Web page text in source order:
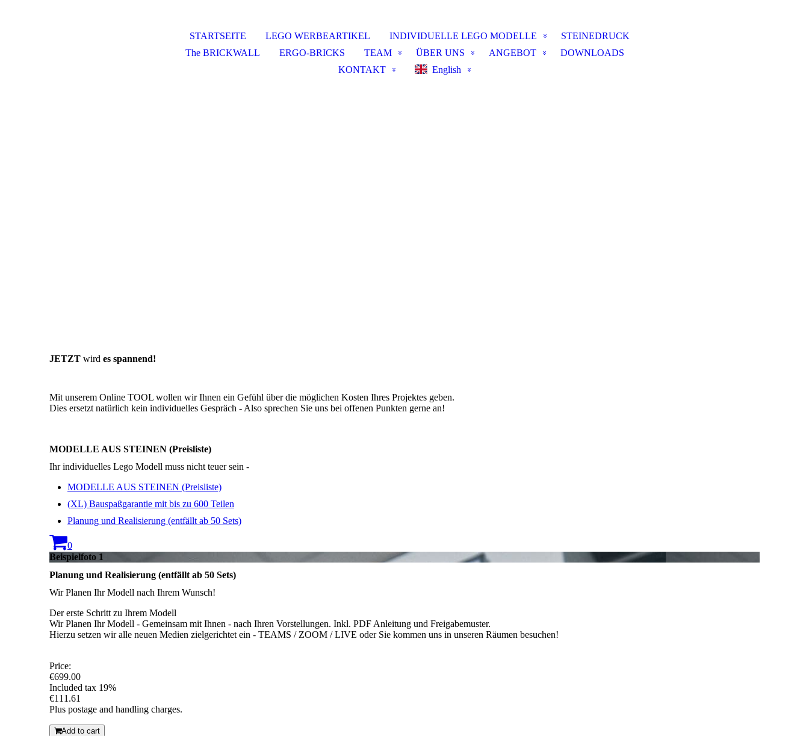
STARTSEITE LEGO WERBEARTIKEL INDIVIDUELLE LEGO MODELLE
STEINEDRUCK
The BRICKWALL
ERGO-BRICKS TEAM ÜBER UNS ANGEBOT
DOWNLOADS
KONTAKT
English
JETZT wird es spannend!
Mit unserem Online TOOL wollen wir Ihnen ein Gefühl über die möglichen Kosten Ihres Projektes geben.
Dies ersetzt natürlich kein individuelles Gespräch - Also sprechen Sie uns bei offenen Punkten gerne an!
MODELLE AUS STEINEN (Preisliste)
Ihr individuelles Lego Modell muss nicht teuer sein -
MODELLE AUS STEINEN (Preisliste)
(XL) Bauspaßgarantie mit bis zu 600 Teilen
Planung und Realisierung (entfällt ab 50 Sets)
0
Beispielfoto 1
Planung und Realisierung (entfällt ab 50 Sets)
Wir Planen Ihr Modell nach Ihrem Wunsch!
Der erste Schritt zu Ihrem Modell
Wir Planen Ihr Modell - Gemeinsam mit Ihnen - nach Ihren Vorstellungen. Inkl. PDF Anleitung und Freigabemuster.
Hierzu setzen wir alle neuen Medien zielgerichtet ein - TEAMS / ZOOM / LIVE oder Sie kommen uns in unseren Räumen besuchen!
Price:
€699.00
Included tax 19%
€111.61
Plus postage and handling charges.
Add to cart